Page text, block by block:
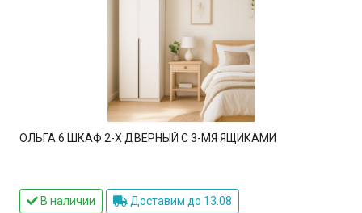
ОЛЬГА 6 ШКАФ 2-Х ДВЕРНЫЙ С 3-МЯ ЯЩИКАМИ
В наличии
Доставим до 13.08